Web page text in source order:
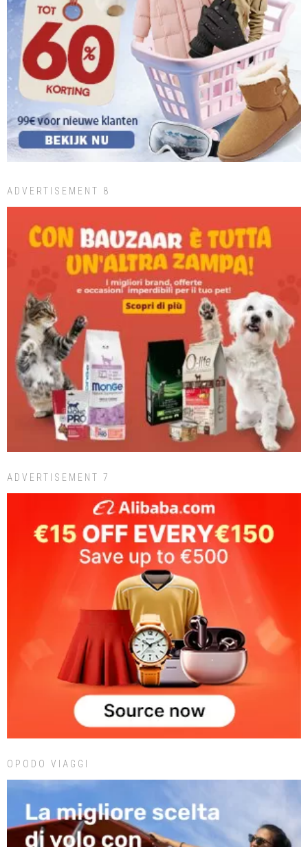
ADVERTISEMENT 8
ADVERTISEMENT 7
OPODO VIAGGI